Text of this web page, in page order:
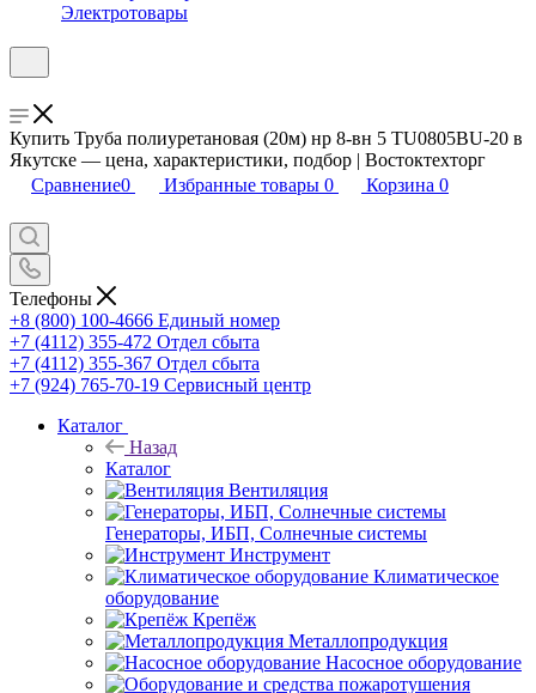
Электротовары
Купить Труба полиуретановая (20м) нр 8-вн 5 TU0805BU-20 в
Якутске — цена, характеристики, подбор | Востоктехторг
Сравнение0 Избранные товары 0 Корзина 0
Телефоны
+8 (800) 100-4666 Единый номер
+7 (4112) 355-472 Отдел сбыта
+7 (4112) 355-367 Отдел сбыта
+7 (924) 765-70-19 Сервисный центр
Каталог
Назад
Каталог
Вентиляция
Генераторы, ИБП, Солнечные системы
Инструмент
Климатическое
оборудование
Крепёж
Металлопродукция
Насосное оборудование